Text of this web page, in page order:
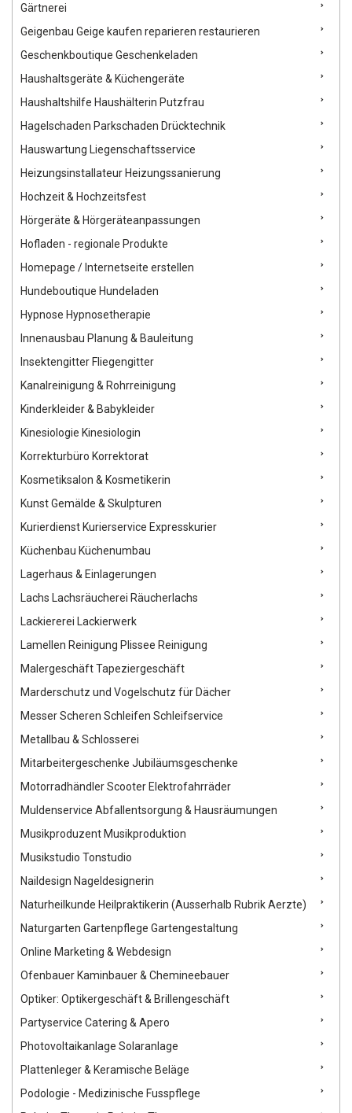
Gärtnerei
Geigenbau Geige kaufen reparieren restaurieren
Geschenkboutique Geschenkeladen
Haushaltsgeräte & Küchengeräte
Haushaltshilfe Haushälterin Putzfrau
Hagelschaden Parkschaden Drücktechnik
Hauswartung Liegenschaftsservice
Heizungsinstallateur Heizungssanierung
Hochzeit & Hochzeitsfest
Hörgeräte & Hörgeräteanpassungen
Hofladen - regionale Produkte
Homepage / Internetseite erstellen
Hundeboutique Hundeladen
Hypnose Hypnosetherapie
Innenausbau Planung & Bauleitung
Insektengitter Fliegengitter
Kanalreinigung & Rohrreinigung
Kinderkleider & Babykleider
Kinesiologie Kinesiologin
Korrekturbüro Korrektorat
Kosmetiksalon & Kosmetikerin
Kunst Gemälde & Skulpturen
Kurierdienst Kurierservice Expresskurier
Küchenbau Küchenumbau
Lagerhaus & Einlagerungen
Lachs Lachsräucherei Räucherlachs
Lackiererei Lackierwerk
Lamellen Reinigung Plissee Reinigung
Malergeschäft Tapeziergeschäft
Marderschutz und Vogelschutz für Dächer
Messer Scheren Schleifen Schleifservice
Metallbau & Schlosserei
Mitarbeitergeschenke Jubiläumsgeschenke
Motorradhändler Scooter Elektrofahrräder
Muldenservice Abfallentsorgung & Hausräumungen
Musikproduzent Musikproduktion
Musikstudio Tonstudio
Naildesign Nageldesignerin
Naturheilkunde Heilpraktikerin (Ausserhalb Rubrik Aerzte)
Naturgarten Gartenpflege Gartengestaltung
Online Marketing & Webdesign
Ofenbauer Kaminbauer & Chemineebauer
Optiker: Optikergeschäft & Brillengeschäft
Partyservice Catering & Apero
Photovoltaikanlage Solaranlage
Plattenleger & Keramische Beläge
Podologie - Medizinische Fusspflege